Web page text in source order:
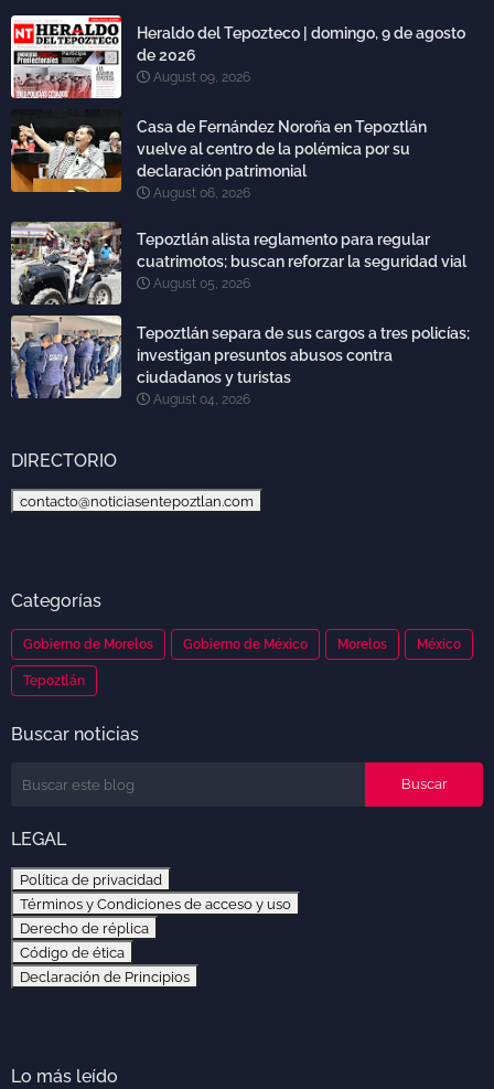
Heraldo del Tepozteco | domingo, 9 de agosto
de 2026
August 09, 2026
Casa de Fernández Noroña en Tepoztlán
vuelve al centro de la polémica por su
declaración patrimonial
August 06, 2026
Tepoztlán alista reglamento para regular
cuatrimotos; buscan reforzar la seguridad vial
August 05, 2026
Tepoztlán separa de sus cargos a tres policías;
investigan presuntos abusos contra
ciudadanos y turistas
August 04, 2026
DIRECTORIO
contacto@noticiasentepoztlan.com
Categorías
Gobierno de Morelos Gobierno de México Morelos México
Tepoztlán
Buscar noticias
LEGAL
Política de privacidad
Términos y Condiciones de acceso y uso
Derecho de réplica
Código de ética
Declaración de Principios
Lo más leído